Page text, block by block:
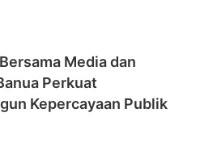
Media dan
Perkuat
Kepercayaan Publik